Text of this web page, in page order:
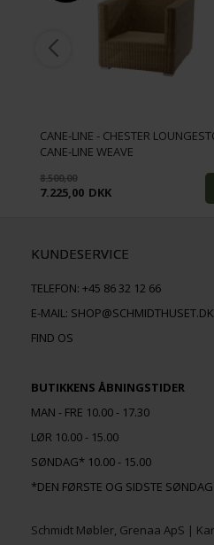
CANE-LINE - CHESTER
CANE-LINE WEAVE
8.500,00
7.225,00 DKK
KUNDESERVICE
TELEFON:+45 86 32 12 66
E-MAIL: SHOP@SCHMIDTHUSET.DK
FIND OS
BUTIKKENS ÅBNINGSTIDER
MAN - FRE 10.00 - 17.30
LØR 10.00 - 15.00
SØNDAG* 10.00 - 15.00
*DEN FØRSTE OG SIDSTE
Schmidt Møbler, Grenaa ApS |